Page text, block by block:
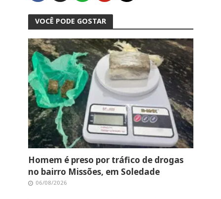
VOCÊ PODE GOSTAR
Homem é preso por tráfico de drogas
no bairro Missões, em Soledade
06/08/2026